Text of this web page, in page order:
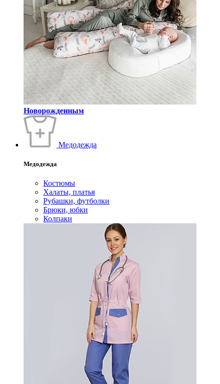
Новорожденным
Медодежда
Медодежда
Костюмы
Халаты, платья
Рубашки, футболки
Брюки, юбки
Колпаки